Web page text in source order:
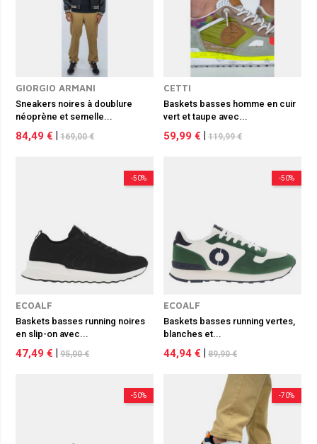
GIORGIO ARMANI
Sneakers noires à doublure
néoprène et semelle...
84,49 € 169,00 €
CETTI
Baskets basses homme en cuir
vert et taupe avec...
59,99 € 119,99 €
-50%
ECOALF
Baskets basses running noires
en slip-on avec...
47,49 € 95,00 €
-50%
ECOALF
Baskets basses running vertes,
blanches et...
44,94 € 89,90 €
-50% -70%